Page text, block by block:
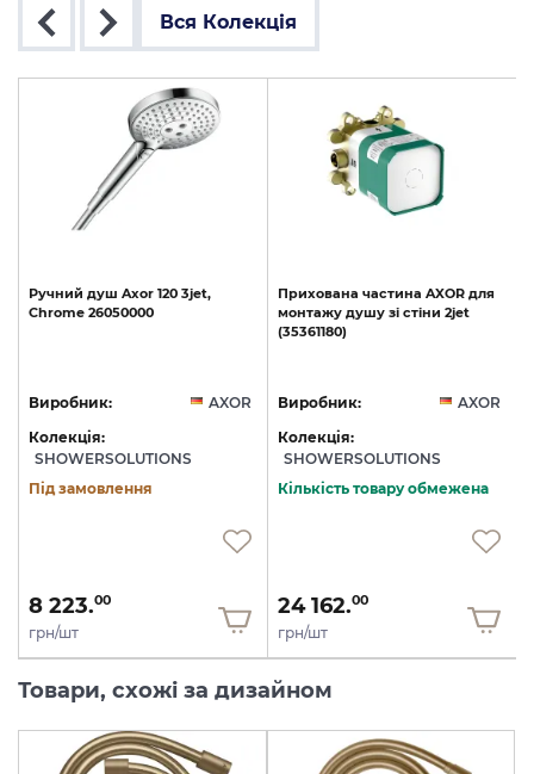
Вся Колекція
Ручний душ Axor 120 3jet,
Chrome 26050000
Виробник:
AXOR
Колекція:
SHOWERSOLUTIONS
Під замовлення
8 223.00
грн/шт
Прихована частина AXOR для
монтажу душу зі стіни 2jet
(35361180)
Виробник:
AXOR
Колекція:
SHOWERSOLUTIONS
Кількість товару обмежена
24 162.00
грн/шт
Товари, схожі за дизайном